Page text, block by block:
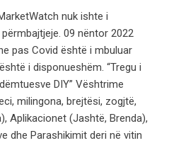
nuk ishte i
09 nëntor 2022
pas Covid është i mbuluar
i disponueshëm. “Tregu i
DIY” Vështrime
milingona, brejtësi, zogjtë,
Aplikacionet (Jashtë, Brenda),
dhe Parashikimit deri në vitin